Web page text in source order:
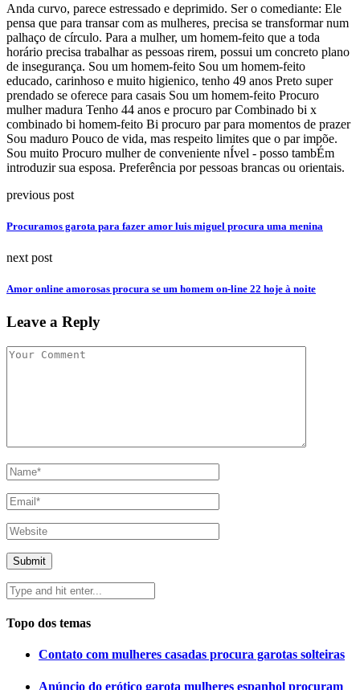
Anda curvo, parece estressado e deprimido. Ser o comediante: Ele
pensa que para transar com as mulheres, precisa se transformar num
palhaço de círculo. Para a mulher, um homem-feito que a toda
horário precisa trabalhar as pessoas rirem, possui um concreto plano
de insegurança. Sou um homem-feito Sou um homem-feito
educado, carinhoso e muito higienico, tenho 49 anos Preto super
prendado se oferece para casais Sou um homem-feito Procuro
mulher madura Tenho 44 anos e procuro par Combinado bi x
combinado bi homem-feito Bi procuro par para momentos de prazer
Sou maduro Pouco de vida, mas respeito limites que o par impõe.
Sou muito Procuro mulher de conveniente nÍvel - posso tambÉm
introduzir sua esposa. Preferência por pessoas brancas ou orientais.
previous post
Procuramos garota para fazer amor luis miguel procura uma menina
next post
Amor online amorosas procura se um homem on-line 22 hoje à noite
Leave a Reply
Topo dos temas
Contato com mulheres casadas procura garotas solteiras
Anúncio do erótico garota mulheres espanhol procuram